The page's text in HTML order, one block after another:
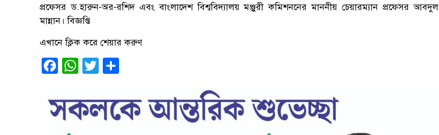
প্রফেসর ড.হারুন-অর-রশিদ এবং বাংলাদেশ বিশ্ববিদ্যালয় মঞ্জুরী কমিশননের মাননীয় চেয়ারম্যান প্রফেসর আবদুল
মান্নান। বিজ্ঞপ্তি
এখানে ক্লিক করে শেয়ার করুণ
Facebook
WhatsApp
Twitter